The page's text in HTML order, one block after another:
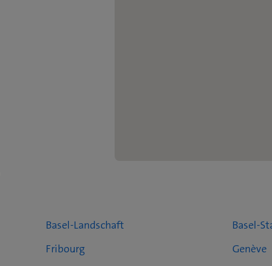
Basel-Landschaft
Basel-
Fribourg
Genève